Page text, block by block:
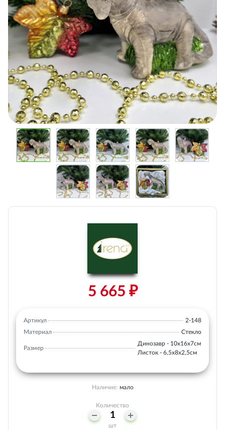
5 665 ₽
Артикул
2-148
Материал
Стекло
Размер
Динозавр - 10х16х7см
Листок - 6,5х8х2,5см
Наличие: мало
Количество
шт